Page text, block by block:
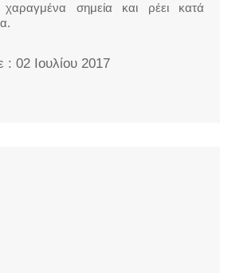
σημεία και ρέει κατά
: 02 Ιουλίου 2017